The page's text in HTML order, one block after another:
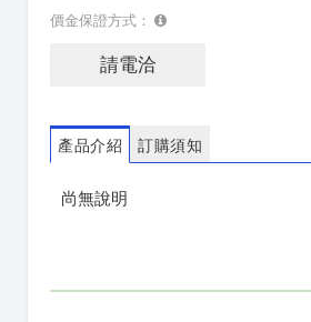
價金保證方式：
請電洽
產品介紹 訂購須知
尚無說明